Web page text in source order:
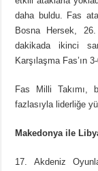
daha buldu. Fas
Bosna Hersek,
dakikada ikinci
Karşılaşma Fas’ın
Fas Milli Takımı,
fazlasıyla liderliğe
Makedonya ile
17. Akdeniz